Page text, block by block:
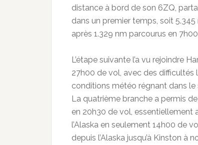
distance à bord de son 6ZQ,
dans un premier temps, soit
après 1.329 nm parcourus en
L’étape suivante l’a vu rejoindre
27h00 de vol, avec des difficultés
conditions météo régnant dans
La quatrième branche a permis
en 20h30 de vol, essentiellement
l’Alaska en seulement 14h00 de
depuis l’Alaska jusqu’à Kinston